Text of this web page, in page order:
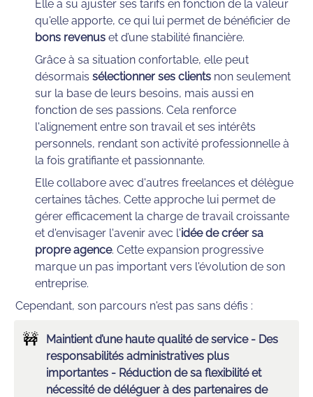
Elle a su ajuster ses tarifs en fonction de la valeur
bons revenus et d’une stabilité financière.
Grâce à sa situation confortable, elle peut
désormais sélectionner ses clients non seulement
sur la base de leurs besoins, mais aussi en
fonction de ses passions. Cela renforce
l'alignement entre son travail et ses intérêts
personnels, rendant son activité professionnelle à
la fois gratifiante et passionnante.
Elle collabore avec d'autres freelances et délègue
certaines tâches. Cette approche lui permet de
gérer efficacement la charge de travail croissante
et d'envisager l'avenir avec l'idée de créer sa
propre agence. Cette expansion progressive
marque un pas important vers l'évolution de son
entreprise.
Cependant, son parcours n'est pas sans défis :
🚧
Maintient d’une haute qualité de service - Des
responsabilités administratives plus
importantes - Réduction de sa flexibilité et
nécessité de déléguer à des partenaires de